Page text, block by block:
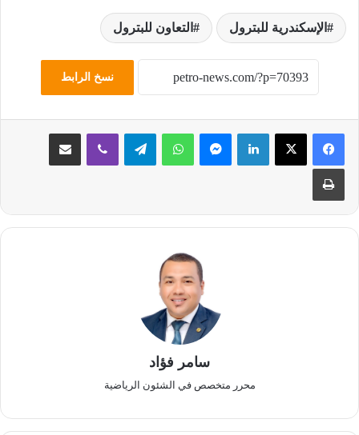
الإسكندرية للبترول التعاون للبترول
نسخ الرابط
لينكدإن ماسنجر واتساب تيلقرام ڤايبر مشاركة عبر البريد
طباعة
سامر فؤاد
محرر متخصص في الشئون الرياضية